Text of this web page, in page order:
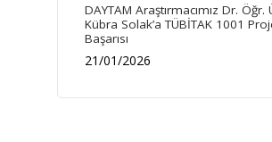
DAYTAM Araştırmacımız Dr. Öğr.
Kübra Solak’a TÜBİTAK 1001
Başarısı
21/01/2026